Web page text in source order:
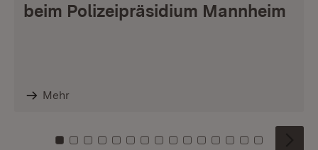
beim Polizeipräsidium Mannheim
Mehr
Zu Kachel: 0
Zu Kachel: 1
Zu Kachel: 2
Zu Kachel: 3
Zu Kachel: 4
Zu Kachel: 5
Zu Kachel: 6
Zu Kachel: 7
Zu Kachel: 8
Zu Kachel: 9
Zu Kachel: 10
Zu Kachel: 11
Zu Kachel: 12
Zu Kachel:
Zu